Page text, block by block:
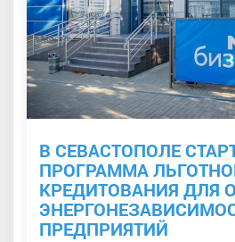
В СЕВАСТОПОЛЕ
ПРОГРАММА
КРЕДИТОВАНИЯ ДЛЯ
ПРЕДПРИЯТИЙ